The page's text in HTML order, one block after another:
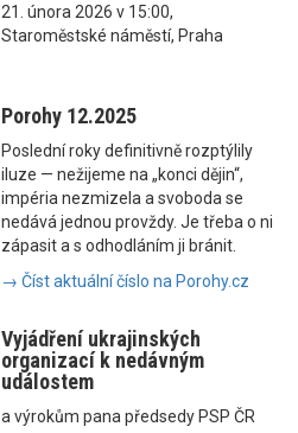
21. února 2026 v 15:00,
Staroměstské náměstí, Praha
Porohy 12.2025
Poslední roky definitivně rozptýlily
iluze — nežijeme na „konci dějin“,
impéria nezmizela a svoboda se
nedává jednou provždy. Je třeba o ni
zápasit a s odhodláním ji bránit.
→ Číst aktuální číslo na Porohy.cz
Vyjádření ukrajinských
organizací k nedávným
událostem
a výrokům pana předsedy PSP ČR